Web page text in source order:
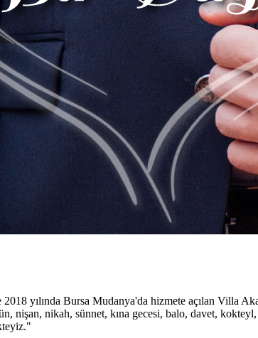
2018 yılında Bursa Mudanya'da hizmete açılan Villa
nişan, nikah, sünnet, kına gecesi, balo, davet,